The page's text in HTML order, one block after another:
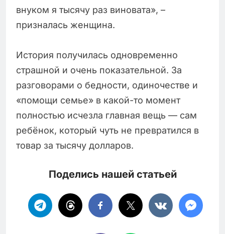
внуком я тысячу раз виновата», –
призналась женщина.
История получилась одновременно
страшной и очень показательной. За
разговорами о бедности, одиночестве и
«помощи семье» в какой-то момент
полностью исчезла главная вещь — сам
ребёнок, который чуть не превратился в
товар за тысячу долларов.
Поделись нашей статьей